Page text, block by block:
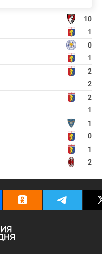
10
1
0
1
2
2
2
1
1
0
1
2